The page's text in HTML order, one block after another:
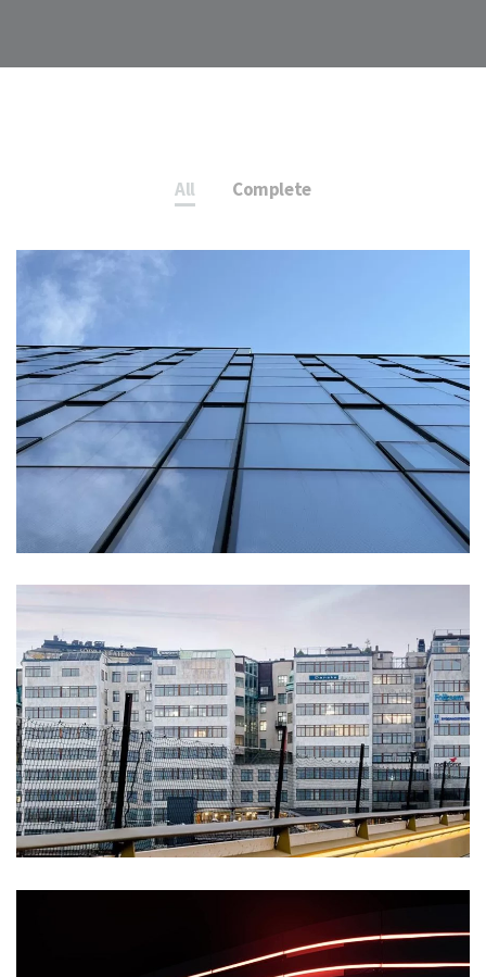
All Complete